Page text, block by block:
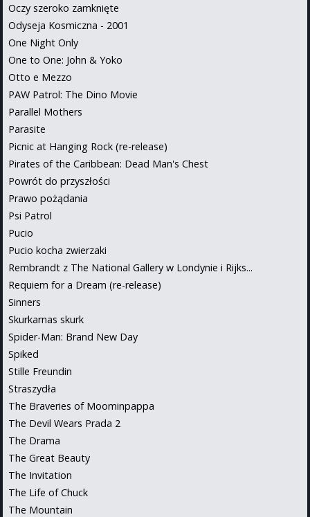
Oczy szeroko zamknięte
Odyseja Kosmiczna - 2001
One Night Only
One to One: John & Yoko
Otto e Mezzo
PAW Patrol: The Dino Movie
Parallel Mothers
Parasite
Picnic at Hanging Rock (re-release)
Pirates of the Caribbean: Dead Man's Chest
Powrót do przyszłości
Prawo pożądania
Psi Patrol
Pucio
Pucio kocha zwierzaki
Rembrandt z The National Gallery w Londynie i Rijks...
Requiem for a Dream (re-release)
Sinners
Skurkarnas skurk
Spider-Man: Brand New Day
Spiked
Stille Freundin
Straszydła
The Braveries of Moominpappa
The Devil Wears Prada 2
The Drama
The Great Beauty
The Invitation
The Life of Chuck
The Mountain